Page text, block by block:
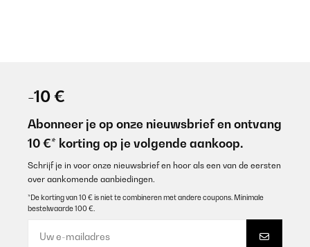
-10 €
Abonneer je op onze nieuwsbrief en ontvang
10 €* korting op je volgende aankoop.
Schrijf je in voor onze nieuwsbrief en hoor als een van de eersten
over aankomende aanbiedingen.
*De korting van 10 € is niet te combineren met andere coupons. Minimale
bestelwaarde 100 €.